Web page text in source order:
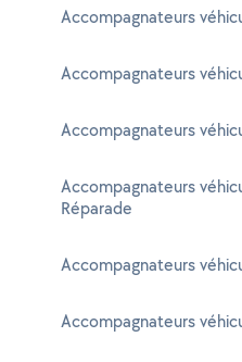
Accompagnateurs
Accompagnateurs
Accompagnateurs
Accompagnateurs
Réparade
Accompagnateurs
Accompagnateurs